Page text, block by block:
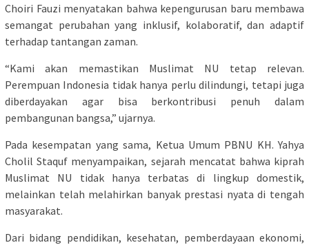
Choiri Fauzi menyatakan bahwa kepengurusan baru membawa
semangat perubahan yang inklusif, kolaboratif, dan adaptif
terhadap tantangan zaman.
“Kami akan memastikan Muslimat NU tetap relevan.
Perempuan Indonesia tidak hanya perlu dilindungi, tetapi juga
diberdayakan agar bisa berkontribusi penuh dalam
pembangunan bangsa,” ujarnya.
Pada kesempatan yang sama, Ketua Umum PBNU KH. Yahya
Cholil Staquf menyampaikan, sejarah mencatat bahwa kiprah
Muslimat NU tidak hanya terbatas di lingkup domestik,
melainkan telah melahirkan banyak prestasi nyata di tengah
masyarakat.
Dari bidang pendidikan, kesehatan, pemberdayaan ekonomi,